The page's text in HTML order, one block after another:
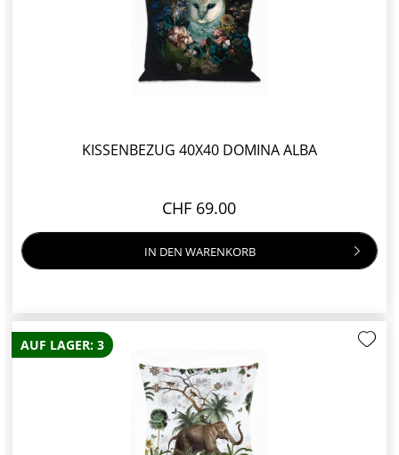
KISSENBEZUG 40X40 DOMINA ALBA
CHF 69.00
IN DEN WARENKORB
AUF LAGER: 3